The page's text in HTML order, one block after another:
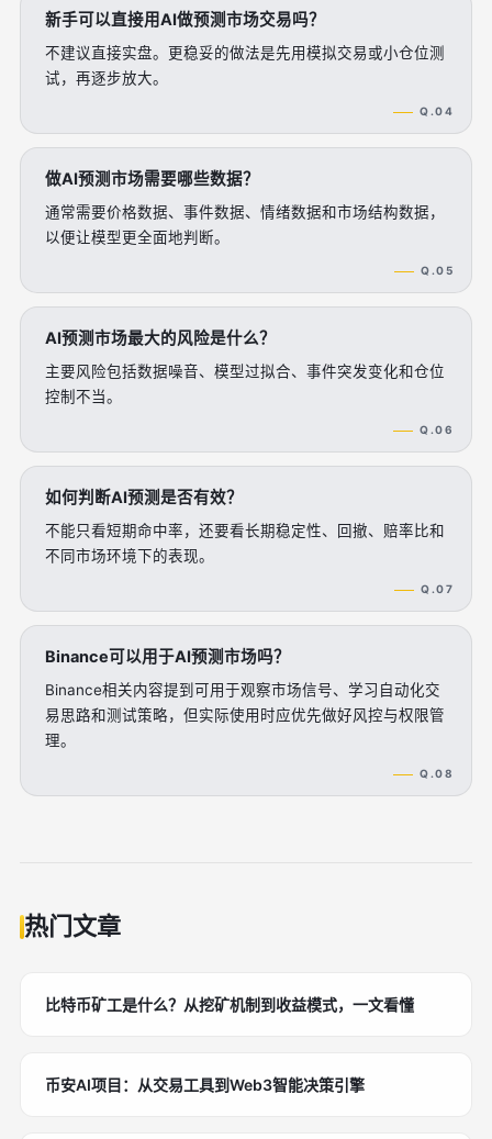
新手可以直接用AI做预测市场交易吗？
不建议直接实盘。更稳妥的做法是先用模拟交易或小仓位测
试，再逐步放大。
Q.04
做AI预测市场需要哪些数据？
通常需要价格数据、事件数据、情绪数据和市场结构数据，
以便让模型更全面地判断。
Q.05
AI预测市场最大的风险是什么？
主要风险包括数据噪音、模型过拟合、事件突发变化和仓位
控制不当。
Q.06
如何判断AI预测是否有效？
不能只看短期命中率，还要看长期稳定性、回撤、赔率比和
不同市场环境下的表现。
Q.07
Binance可以用于AI预测市场吗？
Binance相关内容提到可用于观察市场信号、学习自动化交
易思路和测试策略，但实际使用时应优先做好风控与权限管
理。
Q.08
热门文章
比特币矿工是什么？从挖矿机制到收益模式，一文看懂
币安AI项目：从交易工具到Web3智能决策引擎